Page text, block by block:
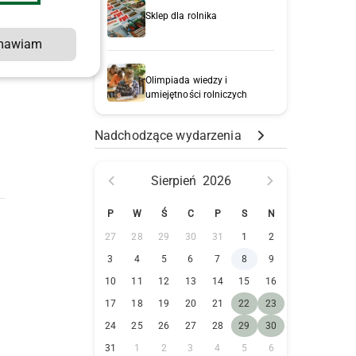
Sklep dla rolnika
Olimpiada wiedzy i
umiejętności rolniczych
Nadchodzące wydarzenia
Sierpień 2026
P W Ś C P S N
27 28 29 30 31 1
2
3
4 5 6 7 8
9
10
11 12 13 14 15
16
17
18 19 20 21 22
23
24
25 26 27 28 29
30
31
1 2 3 4 5 6